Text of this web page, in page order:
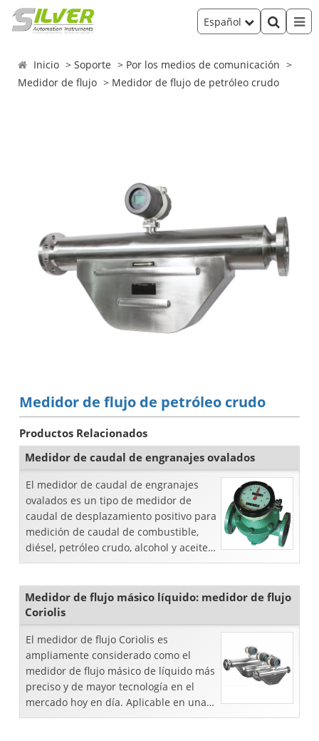
Español
Inicio Soporte
Por los medios de comunicación
Medidor de flujo
Medidor de flujo de petróleo crudo
Medidor de flujo de petróleo crudo
Productos Relacionados
Medidor de caudal de engranajes ovalados
El medidor de caudal de engranajes
ovalados es un tipo de medidor de
caudal de desplazamiento positivo para
medición de caudal de combustible,
diésel, petróleo crudo, alcohol y aceite
lubricante.
Medidor de flujo másico líquido: medidor de flujo
Coriolis
El medidor de flujo Coriolis es
ampliamente considerado como el
medidor de flujo másico de líquido más
preciso y de mayor tecnología en el
mercado hoy en día. Aplicable en una
amplia variedad de lugares industriales